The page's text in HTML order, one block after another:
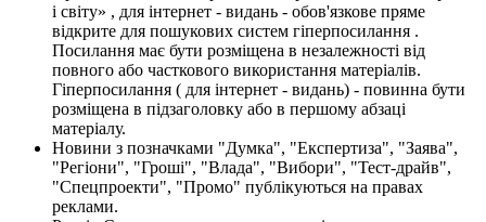
і світу» , для інтернет - видань - обов'язкове пряме
відкрите для пошукових систем гіперпосилання .
Посилання має бути розміщена в незалежності від
повного або часткового використання матеріалів.
Гіперпосилання ( для інтернет - видань) - повинна бути
розміщена в підзаголовку або в першому абзаці
матеріалу.
Новини з позначками "Думка", "Експертиза", "Заява",
"Регіони", "Гроші", "Влада", "Вибори", "Тест-драйв",
"Спецпроекти", "Промо" публікуються на правах
реклами.